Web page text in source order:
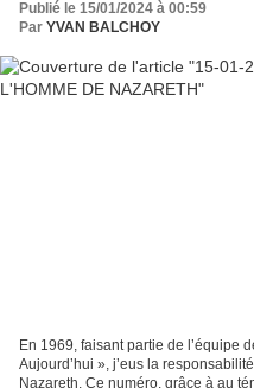
Publié le 15/01/2024 à 00:59
Par YVAN BALCHOY
En 1969, faisant partie de l’équipe
Aujourd’hui », j’eus la
Nazareth. Ce numéro, grâce à au